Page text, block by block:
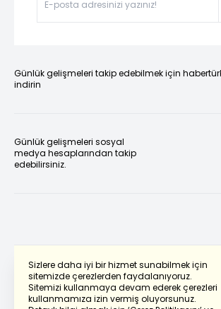
Sizlere daha iyi bir hizmet sunabilmek için
sitemizde çerezlerden faydalanıyoruz.
Sitemizi kullanmaya devam ederek çerezleri
kullanmamıza izin vermiş oluyorsunuz.
Günlük gelişmeleri takip edebilmek için
indirin
Günlük gelişmeleri sosyal
medya hesaplarından takip
edebilirsiniz.
Powered by Translate